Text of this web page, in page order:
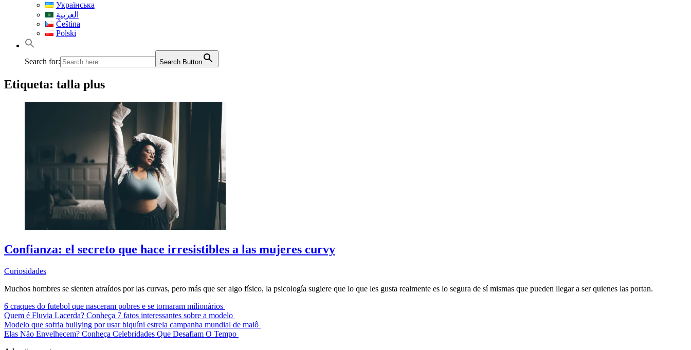
Українська
العربية
Čeština
Polski
Search for: Search Button
Etiqueta: talla plus
Confianza: el secreto que hace irresistibles a las mujeres curvy
Curiosidades
Muchos hombres se sienten atraídos por las curvas, pero más que ser algo físico, la psicología sugiere que lo que les gusta realmente es lo segura de sí mismas que pueden llegar a ser quienes las portan.
6 craques do futebol que nasceram pobres e se tornaram milionários
Quem é Fluvia Lacerda? Conheça 7 fatos interessantes sobre a modelo
Modelo que sofria bullying por usar biquíni estrela campanha mundial de maiô
Elas Não Envelhecem? Conheça Celebridades Que Desafiam O Tempo